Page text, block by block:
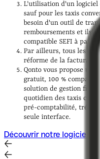
L'utilisation d'un logiciel
sauf pour les taxis
besoin d'un outil de
remboursements et ils
compatible SEFI à partir
Par ailleurs, tous les
réforme de la
Qonto vous propose un
gratuit, 100 %
solution de gestion
quotidien des taxis
pré-comptabilité,
seule interface.
Découvrir notre logiciel